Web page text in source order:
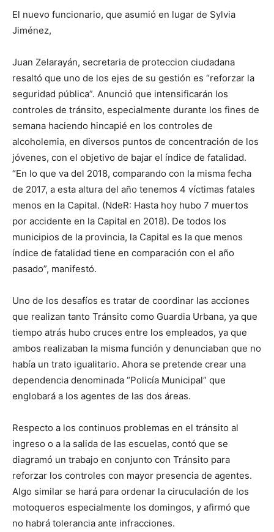
El nuevo funcionario, que asumió en lugar de Sylvia
Jiménez,
Juan Zelarayán, secretaria de proteccion ciudadana
resaltó que uno de los ejes de su gestión es “reforzar la
seguridad pública”. Anunció que intensificarán los
controles de tránsito, especialmente durante los fines de
semana haciendo hincapié en los controles de
alcoholemia, en diversos puntos de concentración de los
jóvenes, con el objetivo de bajar el índice de fatalidad.
“En lo que va del 2018, comparando con la misma fecha
de 2017, a esta altura del año tenemos 4 víctimas fatales
menos en la Capital. (NdeR: Hasta hoy hubo 7 muertos
por accidente en la Capital en 2018). De todos los
municipios de la provincia, la Capital es la que menos
índice de fatalidad tiene en comparación con el año
pasado”, manifestó.
Uno de los desafíos es tratar de coordinar las acciones
que realizan tanto Tránsito como Guardia Urbana, ya que
tiempo atrás hubo cruces entre los empleados, ya que
ambos realizaban la misma función y denunciaban que no
había un trato igualitario. Ahora se pretende crear una
dependencia denominada “Policía Municipal” que
englobará a los agentes de las dos áreas.
Respecto a los continuos problemas en el tránsito al
ingreso o a la salida de las escuelas, contó que se
diagramó un trabajo en conjunto con Tránsito para
reforzar los controles con mayor presencia de agentes.
Algo similar se hará para ordenar la ciruculación de los
motoqueros especialmente los domingos, y afirmó que
no habrá tolerancia ante infracciones.